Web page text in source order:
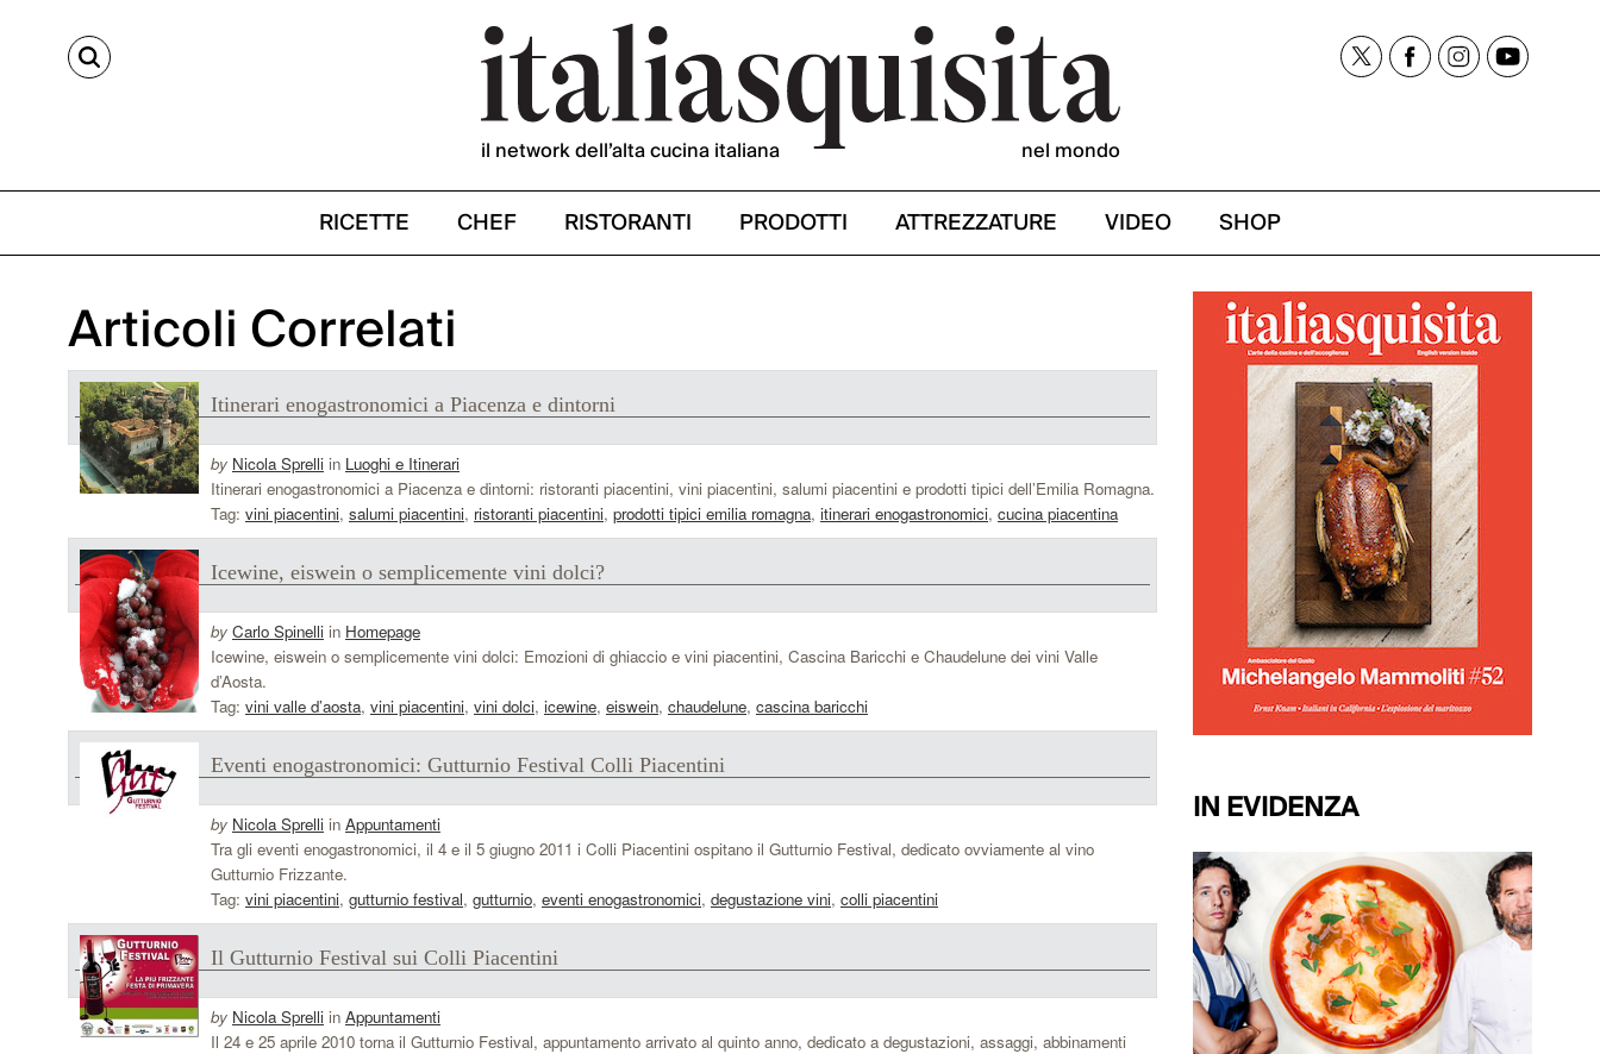
CERCA
il network dell’alta cucina italiana nel mondo
RICETTE CHEF RISTORANTI PRODOTTI ATTREZZATURE VIDEO SHOP
Articoli Correlati
Itinerari enogastronomici a Piacenza e dintorni
by Nicola Sprelli in Luoghi e Itinerari
Itinerari enogastronomici a Piacenza e dintorni: ristoranti piacentini, vini piacentini, salumi piacentini e prodotti tipici dell’Emilia Romagna.
Tag: vini piacentini, salumi piacentini, ristoranti piacentini, prodotti tipici emilia romagna, itinerari enogastronomici, cucina piacentina
Icewine, eiswein o semplicemente vini dolci?
by Carlo Spinelli in Homepage
Icewine, eiswein o semplicemente vini dolci: Emozioni di ghiaccio e vini piacentini, Cascina Baricchi e Chaudelune dei vini Valle
d’Aosta.
Tag: vini valle d’aosta, vini piacentini, vini dolci, icewine, eiswein, chaudelune, cascina baricchi
Eventi enogastronomici: Gutturnio Festival Colli Piacentini
by Nicola Sprelli in Appuntamenti
Tra gli eventi enogastronomici, il 4 e il 5 giugno 2011 i Colli Piacentini ospitano il Gutturnio Festival, dedicato ovviamente al vino
Gutturnio Frizzante.
Tag: vini piacentini, gutturnio festival, gutturnio, eventi enogastronomici, degustazione vini, colli piacentini
Il Gutturnio Festival sui Colli Piacentini
by Nicola Sprelli in Appuntamenti
Il 24 e 25 aprile 2010 torna il Gutturnio Festival, appuntamento arrivato al quinto anno, dedicato a degustazioni, assaggi, abbinamenti
IN EVIDENZA